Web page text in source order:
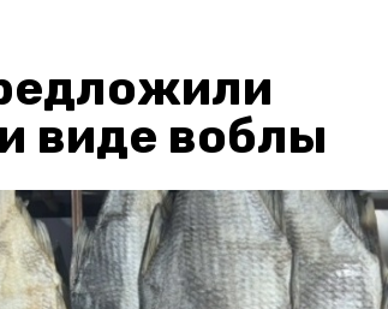
виде воблы